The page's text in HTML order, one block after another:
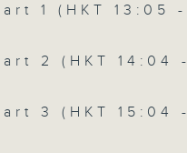
1 (HKT 13:05 -
2 (HKT 14:04 -
3 (HKT 15:04 -